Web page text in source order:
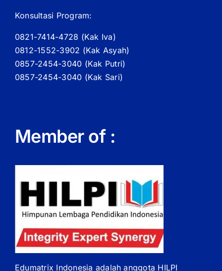
Konsultasi Program:
0821-7414-4728 (Kak Iva)
0812-1552-3902 (Kak Asyah)
0857-2454-3040 (Kak Putri)
0857-2454-3040 (Kak Sari)
Member of :
Edumatrix Indonesia adalah anggota HILPI